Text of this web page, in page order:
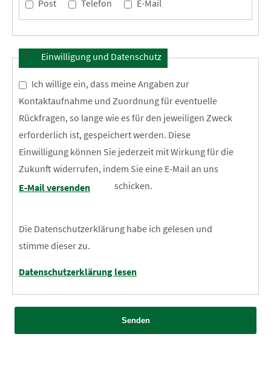
Post Telefon E-Mail
Einwilligung und Datenschutz
*
Ich willige ein, dass meine Angaben zur
Kontaktaufnahme und Zuordnung für eventuelle
Rückfragen, so lange wie es für den jeweiligen Zweck
erforderlich ist, gespeichert werden. Diese
Einwilligung können Sie jederzeit mit Wirkung für die
Zukunft widerrufen, indem Sie eine E-Mail an uns
schicken.
E-Mail versenden
Die Datenschutzerklärung habe ich gelesen und
stimme dieser zu.
Datenschutzerklärung lesen
Senden